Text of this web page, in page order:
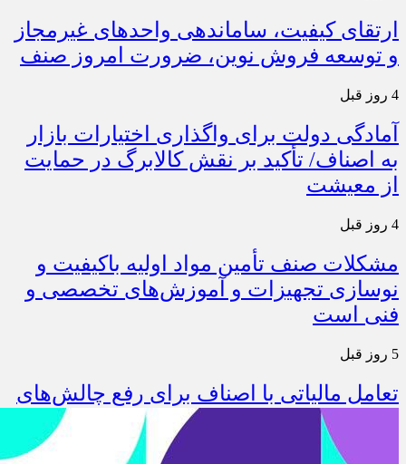
ارتقای کیفیت، ساماندهی واحدهای غیرمجاز
و توسعه فروش نوین، ضرورت امروز صنف
4 روز قبل
آمادگی دولت برای واگذاری اختیارات بازار
به اصناف/ تأکید بر نقش کالابرگ در حمایت
از معیشت
4 روز قبل
مشکلات صنف تأمین مواد اولیه باکیفیت و
نوسازی تجهیزات و آموزش‌های تخصصی و
فنی است
5 روز قبل
تعامل مالیاتی با اصناف برای رفع چالش‌های